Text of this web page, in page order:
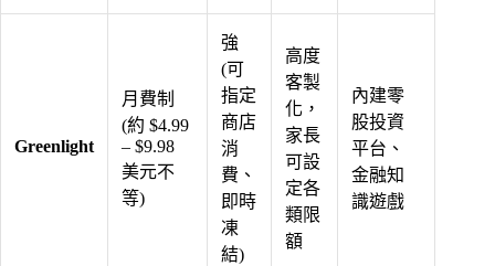
Greenlight
月費制
(約 $4.99
– $9.98
美元不
等)
強
(可
指定
商店
消
費、
即時
凍
結)
高度
客製
化，
家長
可設
定各
類限
額
內建零
股投資
平台、
金融知
識遊戲